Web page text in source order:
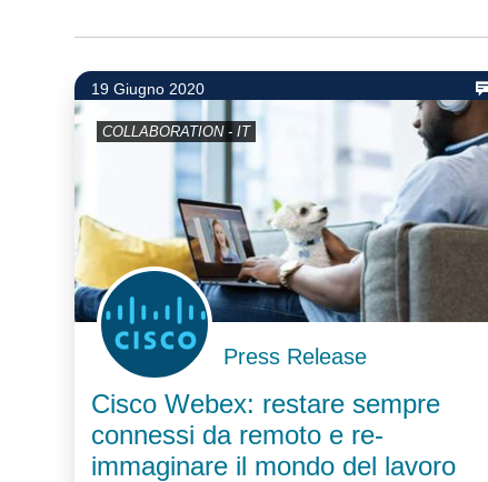
19 Giugno 2020
COLLABORATION - IT
Press Release
Cisco Webex: restare sempre
connessi da remoto e re-
immaginare il mondo del lavoro